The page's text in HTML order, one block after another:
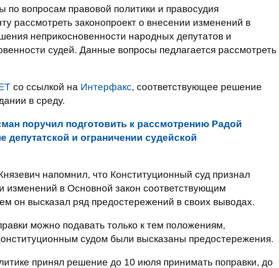
по вопросам правовой политики и правосудия
рассмотреть законопроект о внесении изменений в
неприкосновенности народных депутатов и
судей. Данные вопросы педлагается рассмотреть
со ссылкой на Интерфакс, соответствующее решение
в среду.
поручил подготовить к рассмотрению Радой
депутатской и ограничении судейской
напомнил, что Конституционный суд признал
изменений в Основной закон соответствующим
он высказал ряд предостережений в своих выводах.
можно подавать только к тем положениям,
судом были высказаны предостережения.
принял решение до 10 июля принимать поправки, до